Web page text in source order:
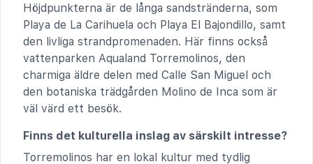
Höjdpunkterna är de långa sandstränderna, som
Playa de La Carihuela och Playa El Bajondillo, samt
den livliga strandpromenaden. Här finns också
vattenparken Aqualand Torremolinos, den
charmiga äldre delen med Calle San Miguel och
den botaniska trädgården Molino de Inca som är
väl värd ett besök.
Finns det kulturella inslag av särskilt intresse?
Torremolinos har en lokal kultur med tydlig